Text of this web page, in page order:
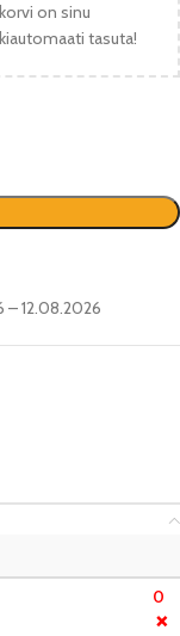
on sinu
tasuta!
– 12.08.2026
0
❌